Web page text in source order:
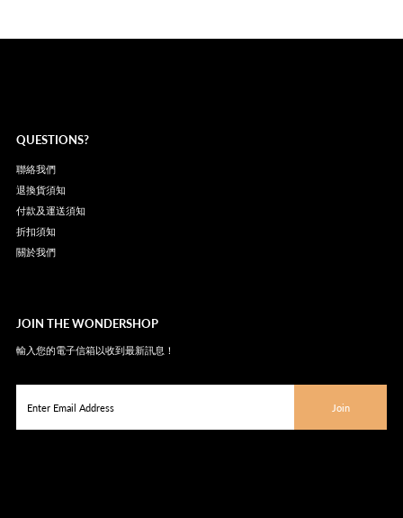
QUESTIONS?
聯絡我們
退換貨須知
付款及運送須知
折扣須知
關於我們
JOIN THE WONDERSHOP
輸入您的電子信箱以收到最新訊息！